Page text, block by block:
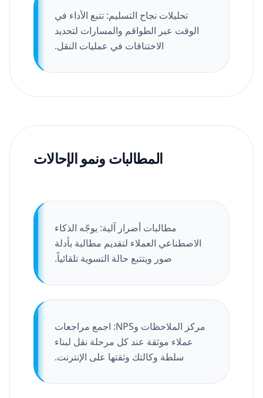
تحليلات نجاح التسليم: تتبع الأداء في
الوقت عبر الطواقم والمسارات لتحديد
الاختناقات في عمليات النقل.
المطالبات ونمو الإحالات
مطالبات أضرار آلية: يوجّه الذكاء
الاصطناعي العملاء لتقديم مطالبة بأدلة
صور ويتتبع حالة التسوية تلقائياً.
مركز الملاحظات وNPS: اجمع مراجعات
عملاء موثقة عند كل مرحلة نقل لبناء
سلطة وكالتك وثقتها على الإنترنت.